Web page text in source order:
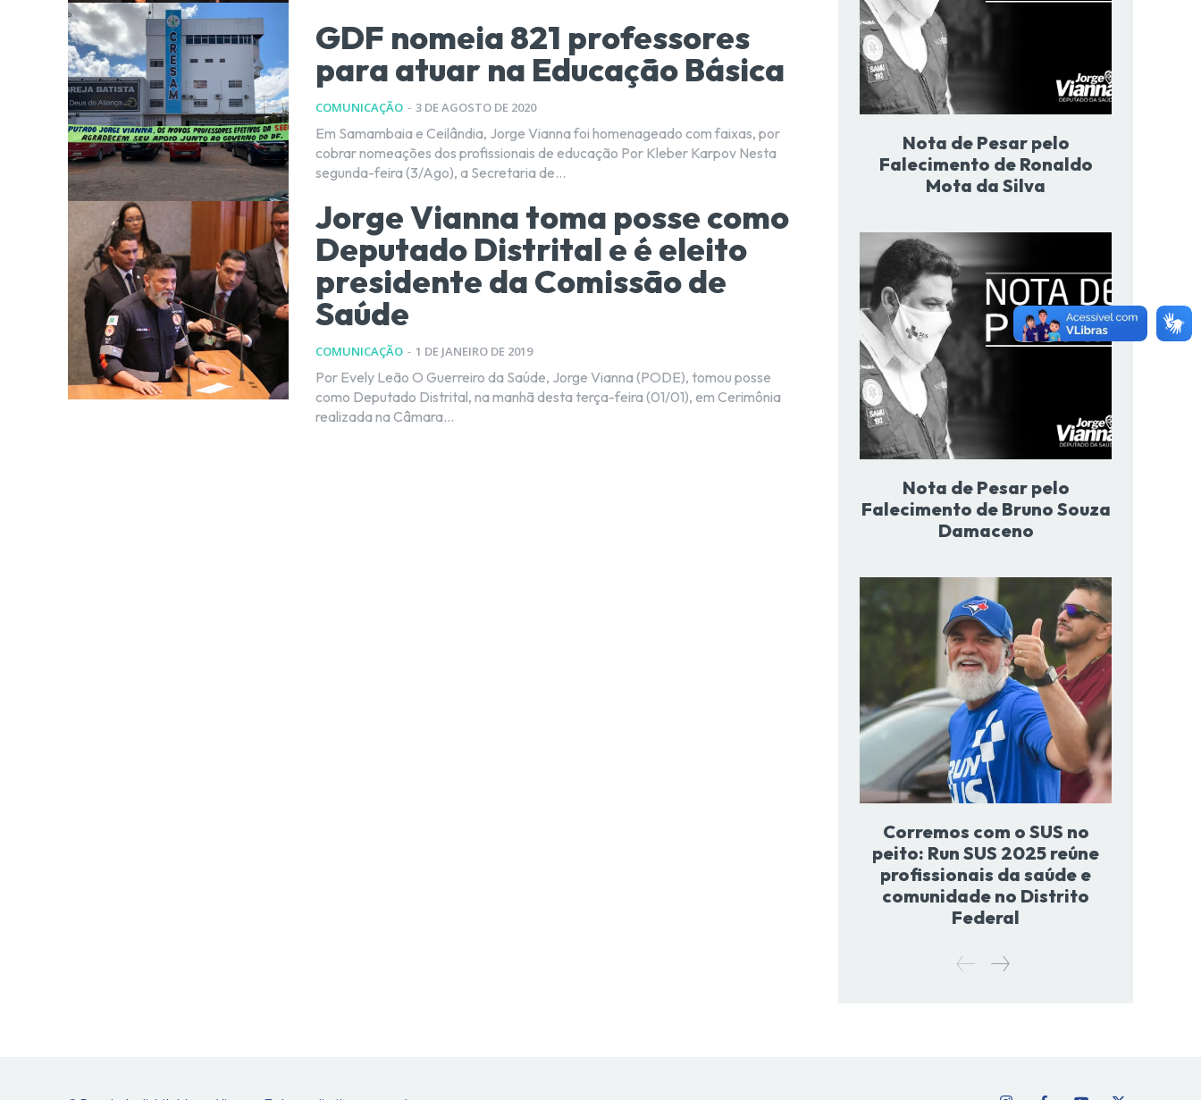
GDF nomeia 821 professores
para atuar na Educação Básica
COMUNICAÇÃO - 3 DE AGOSTO DE 2020
Em Samambaia e Ceilândia, Jorge Vianna foi homenageado com faixas, por
cobrar nomeações dos profissionais de educação Por Kleber Karpov Nesta
segunda-feira (3/Ago), a Secretaria de...
Jorge Vianna toma posse como
Deputado Distrital e é eleito
presidente da Comissão de
Saúde
COMUNICAÇÃO - 1 DE JANEIRO DE 2019
Por Evely Leão O Guerreiro da Saúde, Jorge Vianna (PODE), tomou posse
como Deputado Distrital, na manhã desta terça-feira (01/01), em Cerimônia
realizada na Câmara...
Nota de Pesar pelo
Falecimento de Ronaldo
Mota da Silva
Nota de Pesar pelo
Falecimento de Bruno Souza
Damaceno
Corremos com o SUS no
peito: Run SUS 2025 reúne
profissionais da saúde e
comunidade no Distrito
Federal